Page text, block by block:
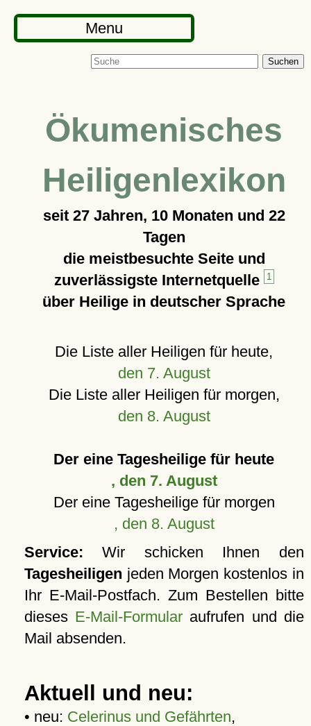
Menu
Suchen
Ökumenisches
Heiligenlexikon
seit 27 Jahren, 10 Monaten und 22
Tagen
die meistbesuchte Seite und
zuverlässigste Internetquelle
1
über Heilige in deutscher Sprache
Die Liste aller Heiligen für heute,
den 7. August
Die Liste aller Heiligen für morgen,
den 8. August
Der eine Tagesheilige für heute
, den 7. August
Der eine Tagesheilige für morgen
, den 8. August
Service: Wir schicken Ihnen den
Tagesheiligen jeden Morgen kostenlos in
Ihr E-Mail-Postfach. Zum Bestellen bitte
dieses E-Mail-Formular aufrufen und die
Mail absenden.
Aktuell und neu:
• neu: Celerinus und Gefährten,